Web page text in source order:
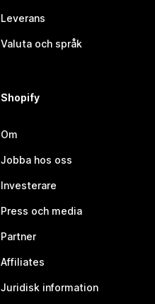
Leverans
Valuta och språk
Shopify
Om
Jobba hos oss
Investerare
Press och media
Partner
Affiliates
Juridisk information